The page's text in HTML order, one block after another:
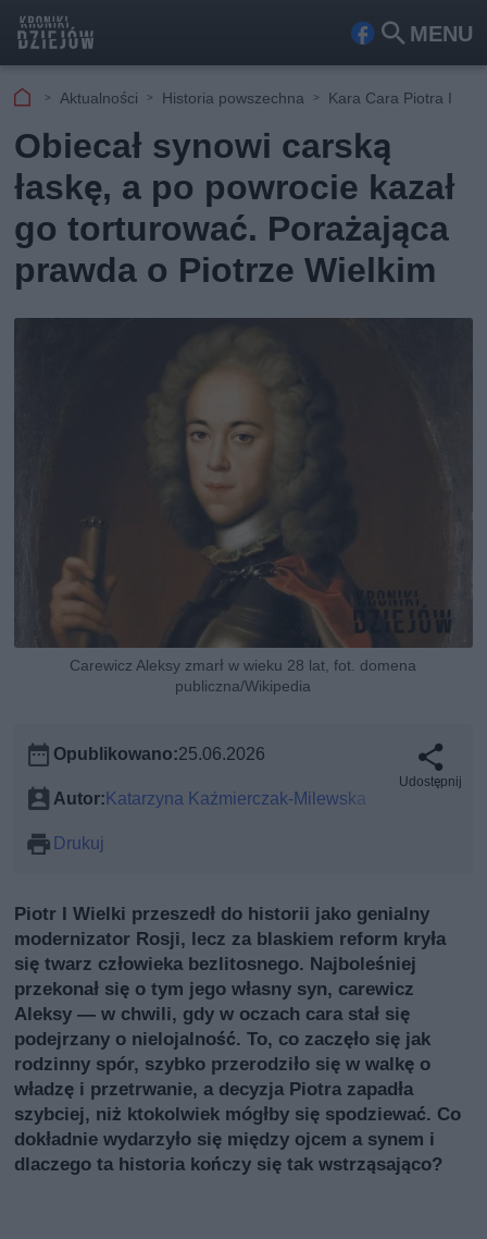
MENU
Fa
ook
Szu
Aktualności Historia powszechna Kara Cara Piotra I
Obiecał synowi carską
łaskę, a po powrocie kazał
go torturować. Porażająca
prawda o Piotrze Wielkim
Carewicz Aleksy zmarł w wieku 28 lat, fot. domena
publiczna/Wikipedia
Opublikowano:25.06.2026
Autor: Katarzyna Kaźmierczak-Milewska
Drukuj
Udostępnij
Piotr I Wielki przeszedł do historii jako genialny
modernizator Rosji, lecz za blaskiem reform kryła
się twarz człowieka bezlitosnego. Najboleśniej
przekonał się o tym jego własny syn, carewicz
Aleksy — w chwili, gdy w oczach cara stał się
podejrzany o nielojalność. To, co zaczęło się jak
rodzinny spór, szybko przerodziło się w walkę o
władzę i przetrwanie, a decyzja Piotra zapadła
szybciej, niż ktokolwiek mógłby się spodziewać. Co
dokładnie wydarzyło się między ojcem a synem i
dlaczego ta historia kończy się tak wstrząsająco?